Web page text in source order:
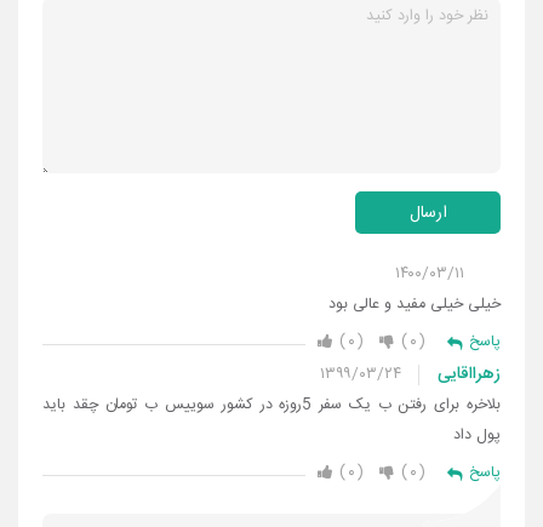
ارسال
۱۴۰۰/۰۳/۱۱
خیلی خیلی مفید و عالی بود
پاسخ
۰
۰
زهرااقایی
۱۳۹۹/۰۳/۲۴
بلاخره برای رفتن ب یک سفر 5روزه در کشور سوییس ب تومان چقد باید
پول داد
پاسخ
۰ ۰